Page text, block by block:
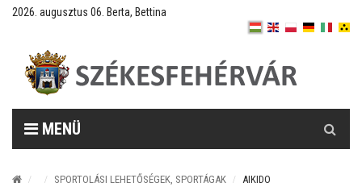
2026. augusztus 06. Berta, Bettina
MENÜ
SPORTOLÁSI LEHETŐSÉGEK, SPORTÁGAK AIKIDO